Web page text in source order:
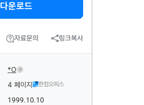
다운로드
자료문의 링크복사
*O P
4 페이지 한컴오피스
1999.10.10